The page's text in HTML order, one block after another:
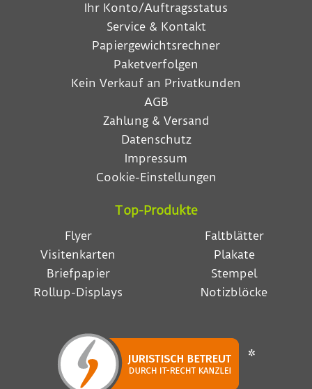
Ihr Konto/Auftragsstatus
Service & Kontakt
Papiergewichtsrechner
Paketverfolgen
Kein Verkauf an Privatkunden
AGB
Zahlung & Versand
Datenschutz
Impressum
Cookie-Einstellungen
Top-Produkte
Flyer
Visitenkarten
Briefpapier
Rollup-Displays
Faltblätter
Plakate
Stempel
Notizblöcke
*